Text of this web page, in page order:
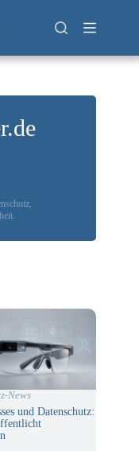
News
und Datenschutz: